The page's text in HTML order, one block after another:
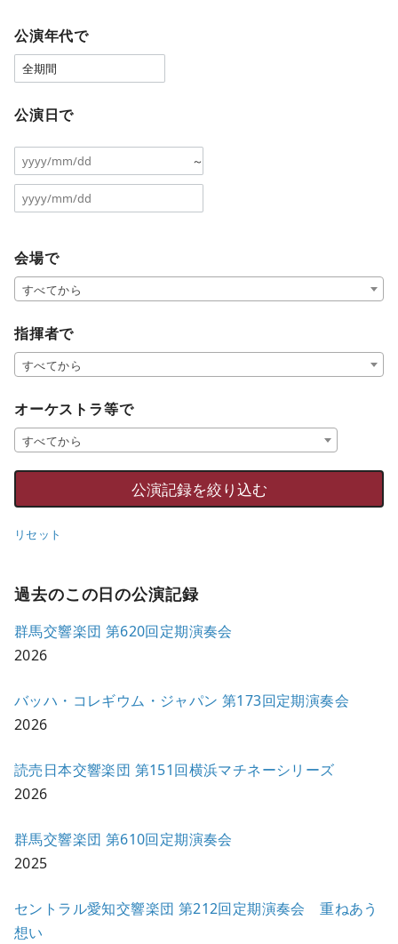
公演年代で
公演日で
～
会場で
すべてから
指揮者で
すべてから
オーケストラ等で
すべてから
リセット
過去のこの日の公演記録
群馬交響楽団 第620回定期演奏会
2026
バッハ・コレギウム・ジャパン 第173回定期演奏会
2026
読売日本交響楽団 第151回横浜マチネーシリーズ
2026
群馬交響楽団 第610回定期演奏会
2025
セントラル愛知交響楽団 第212回定期演奏会 重ねあう
想い